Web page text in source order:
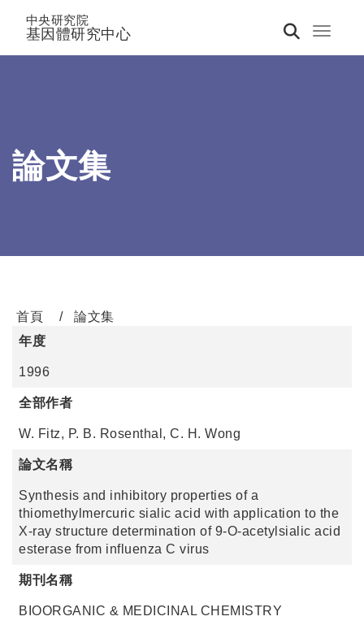
Toggle
中央研究院
基因體研究中心
論文集
首頁
論文集
年度
1996
全部作者
W. Fitz, P. B. Rosenthal, C. H. Wong
論文名稱
Synthesis and inhibitory properties of a
thiomethylmercuric sialic acid with application to the
X-ray structure determination of 9-O-acetylsialic acid
esterase from influenza C virus
期刊名稱
BIOORGANIC & MEDICINAL CHEMISTRY